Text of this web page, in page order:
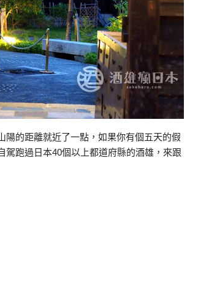
的距離就近了一點，如果你有個五天的假
跑過日本40個以上都道府縣的酒雄，來跟